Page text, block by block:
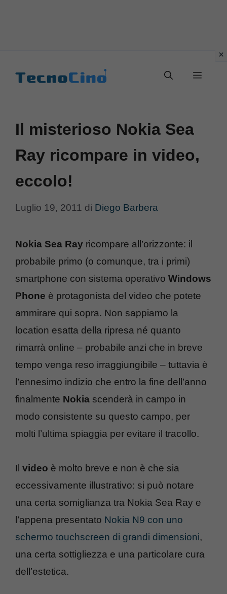
Menu
Il misterioso Nokia Sea
Ray ricompare in video,
eccolo!
Luglio 19, 2011 di Diego Barbera
Nokia Sea Ray ricompare all’orizzonte: il
probabile primo (o comunque, tra i primi)
smartphone con sistema operativo Windows
Phone è protagonista del video che potete
ammirare qui sopra. Non sappiamo la
location esatta della ripresa né quanto
rimarrà online – probabile anzi che in breve
tempo venga reso irraggiungibile – tuttavia è
l’ennesimo indizio che entro la fine dell’anno
finalmente Nokia scenderà in campo in
modo consistente su questo campo, per
molti l’ultima spiaggia per evitare il tracollo.
Il video è molto breve e non è che sia
eccessivamente illustrativo: si può notare
una certa somiglianza tra Nokia Sea Ray e
l’appena presentato Nokia N9 con uno
schermo touchscreen di grandi dimensioni,
una certa sottigliezza e una particolare cura
dell’estetica.